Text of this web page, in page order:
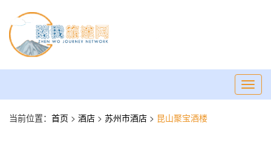
当前位置： 首页 > 酒店 > 苏州市酒店 > 昆山聚宝酒楼